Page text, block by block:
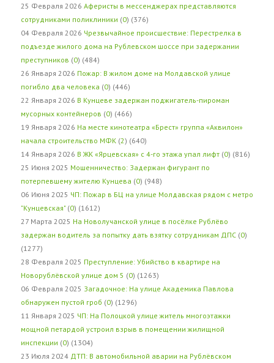
25 Февраля 2026 Аферисты в мессенджерах представляются
сотрудниками поликлиники (0) (376)
04 Февраля 2026 Чрезвычайное происшествие: Перестрелка в
подъезде жилого дома на Рублевском шоссе при задержании
преступников (0) (484)
26 Января 2026 Пожар: В жилом доме на Молдавской улице
погибло два человека (0) (446)
22 Января 2026 В Кунцеве задержан поджигатель-пироман
мусорных контейнеров (0) (466)
19 Января 2026 На месте кинотеатра «Брест» группа «Аквилон»
начала строительство МФК (2) (640)
14 Января 2026 В ЖК «Ярцевская» с 4-го этажа упал лифт (0) (816)
25 Июня 2025 Мошенничество: Задержан фигурант по
потерпевшему жителю Кунцева (0) (948)
06 Июня 2025 ЧП: Пожар в БЦ на улице Молдавская рядом с метро
"Кунцевская" (0) (1612)
27 Марта 2025 На Новолучанской улице в посёлке Рублёво
задержан водитель за попытку дать взятку сотрудникам ДПС (0)
(1277)
28 Февраля 2025 Преступление: Убийство в квартире на
Новорублёвской улице дом 5 (0) (1263)
06 Февраля 2025 Загадочное: На улице Академика Павлова
обнаружен пустой гроб (0) (1296)
11 Января 2025 ЧП: На Полоцкой улице житель многоэтажки
мощной петардой устроил взрыв в помещении жилищной
инспекции (0) (1304)
23 Июля 2024 ДТП: В автомобильной аварии на Рублёвском